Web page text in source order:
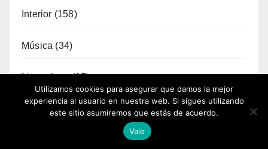
Interior (158)
Música (34)
Naturaleza(65)
Ocio (112)
Utilizamos cookies para asegurar que damos la mejor
experiencia al usuario en nuestra web. Si sigues utilizando
este sitio asumiremos que estás de acuerdo.
Vale